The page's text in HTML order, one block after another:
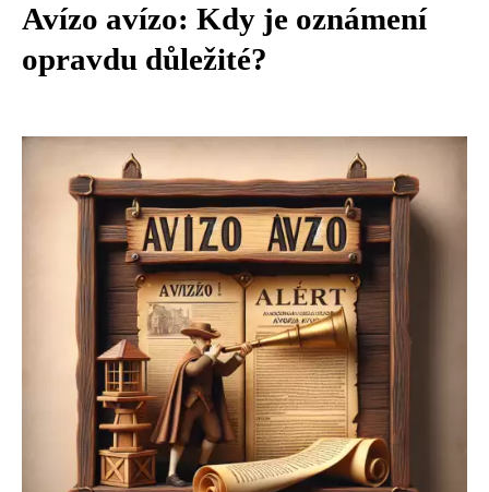
Avízo avízo: Kdy je oznámení
opravdu důležité?